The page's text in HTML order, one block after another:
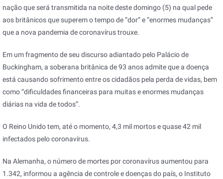
nação que será transmitida na noite deste domingo (5) na qual pede
aos britânicos que superem o tempo de “dor” e “enormes mudanças”
que a nova pandemia de coronavírus trouxe.
Em um fragmento de seu discurso adiantado pelo Palácio de
Buckingham, a soberana britânica de 93 anos admite que a doença
está causando sofrimento entre os cidadãos pela perda de vidas, bem
como “dificuldades financeiras para muitas e enormes mudanças
diárias na vida de todos”.
O Reino Unido tem, até o momento, 4,3 mil mortos e quase 42 mil
infectados pelo coronavírus.
Na Alemanha, o número de mortes por coronavírus aumentou para
1.342, informou a agência de controle e doenças do país, o Instituto